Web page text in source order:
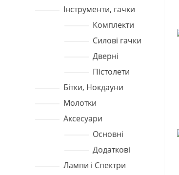
Інструменти, гачки
Комплекти
Силові гачки
Дверні
Пістолети
Бітки, Нокдауни
Молотки
Аксесуари
Основні
Додаткові
Лампи і Спектри